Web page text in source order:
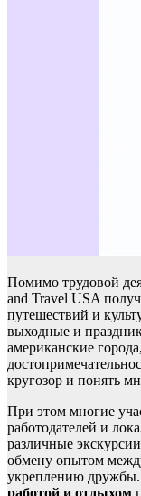
Помимо трудовой
and Travel USA
путешествий и
выходные и
американские
кругозор и понять
При этом многие
работодателей и
различные
обмену опытом
укреплению
работой и отдыхом